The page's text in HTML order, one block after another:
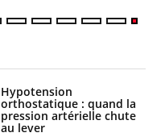
Hypotension
orthostatique : quand la
pression artérielle chute
au lever